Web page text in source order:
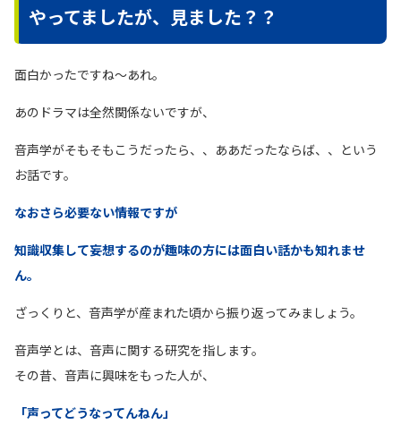
やってましたが、見ました？？
面白かったですね〜あれ。
あのドラマは全然関係ないですが、
音声学がそもそもこうだったら、、ああだったならば、、という
お話です。
なおさら必要ない情報ですが
知識収集して妄想するのが趣味の方には面白い話かも知れませ
ん。
ざっくりと、音声学が産まれた頃から振り返ってみましょう。
音声学とは、音声に関する研究を指します。
その昔、音声に興味をもった人が、
「声ってどうなってんねん」